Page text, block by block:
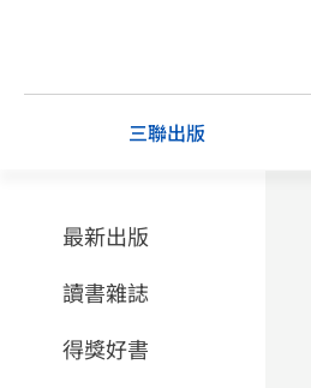
content
三聯出版
最新出版
讀書雜誌
得獎好書